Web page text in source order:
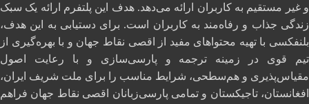
و غیر مستقیم به کاربران ارائه می‌دهد. هدف این پلتفرم ارائه یک سبک
زندگی جذاب و رفاه‌مند به کاربران است. برای دستیابی به این هدف،
بلنفکسی با تهیه محتواهای مفید از اقصی نقاط جهان و با بهره‌گیری از
تیم قوی در زمینه ترجمه و پارسی‌سازی و با رعایت اصول
مقیاس‌پذیری و هم‌سطحی، شرایط مناسب را برای ملت شریف ایران،
افغانستان، تاجیکستان و تمامی پارسی‌زبانان اقصی نقاط جهان فراهم